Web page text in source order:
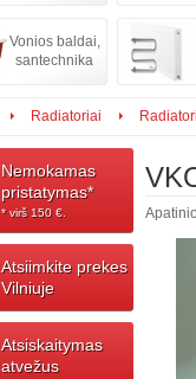
Vonios baldai,
santechnika
Radiatoriai
Nemokamas
pristatymas*
* virš 150 ‎€.
Atsiimkite prekes
Vilniuje
Atsiskaitymas
atvežus